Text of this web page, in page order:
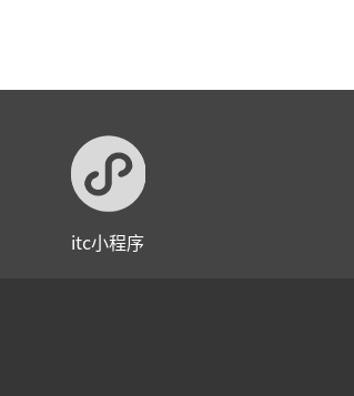
itc小程序